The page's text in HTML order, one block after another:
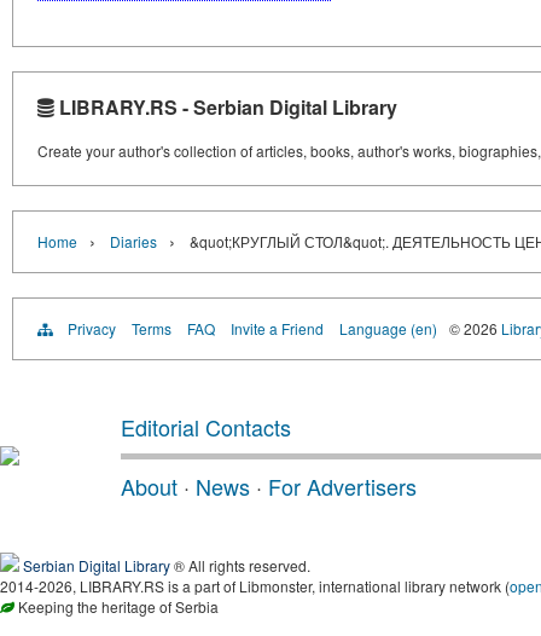
LIBRARY.RS - Serbian Digital Library
Create your author's collection of articles, books, author's works,
Home › Diaries › &quot;КРУГЛЫЙ СТОЛ&quot;. ДЕЯТЕЛЬНОСТЬ
Privacy Terms FAQ Invite a Friend Language (en) © 2026
Editorial Contacts
About · News · For Advertisers
Serbian Digital Library® All rights reserved.
2014-2026, LIBRARY.RS is a part of Libmonster, international library network (
Keeping the heritage of Serbia